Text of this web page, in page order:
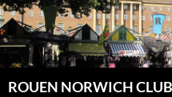
Aller
au
contenu
ROUEN NORWICH CLUB